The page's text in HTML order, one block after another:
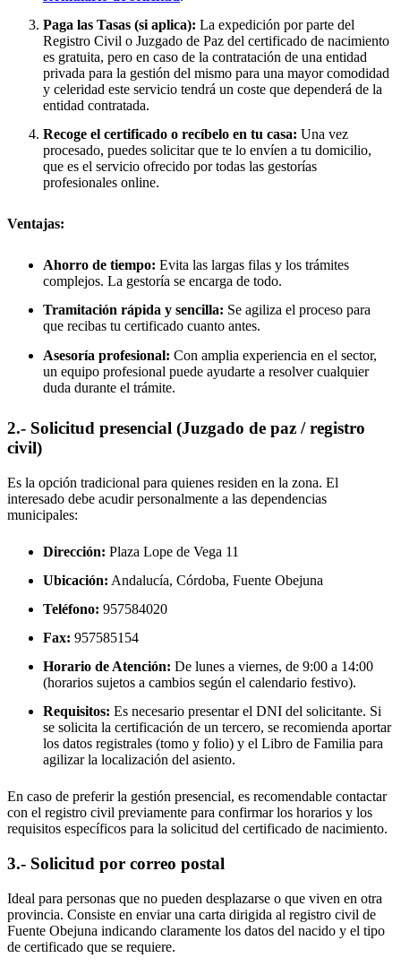
Paga las Tasas (si aplica): La expedición por parte del
Registro Civil o Juzgado de Paz del certificado de nacimiento
es gratuita, pero en caso de la contratación de una entidad
privada para la gestión del mismo para una mayor comodidad
y celeridad este servicio tendrá un coste que dependerá de la
entidad contratada.
Recoge el certificado o recíbelo en tu casa: Una vez
procesado, puedes solicitar que te lo envíen a tu domicilio,
que es el servicio ofrecido por todas las gestorías
profesionales online.
Ventajas:
Ahorro de tiempo: Evita las largas filas y los trámites
complejos. La gestoría se encarga de todo.
Tramitación rápida y sencilla: Se agiliza el proceso para
que recibas tu certificado cuanto antes.
Asesoría profesional: Con amplia experiencia en el sector,
un equipo profesional puede ayudarte a resolver cualquier
duda durante el trámite.
2.- Solicitud presencial (Juzgado de paz / registro
civil)
Es la opción tradicional para quienes residen en la zona. El
interesado debe acudir personalmente a las dependencias
municipales:
Dirección: Plaza Lope de Vega 11
Ubicación: Andalucía, Córdoba, Fuente Obejuna
Teléfono: 957584020
Fax: 957585154
Horario de Atención: De lunes a viernes, de 9:00 a 14:00
(horarios sujetos a cambios según el calendario festivo).
Requisitos: Es necesario presentar el DNI del solicitante. Si
se solicita la certificación de un tercero, se recomienda aportar
los datos registrales (tomo y folio) y el Libro de Familia para
agilizar la localización del asiento.
En caso de preferir la gestión presencial, es recomendable contactar
con el registro civil previamente para confirmar los horarios y los
requisitos específicos para la solicitud del certificado de nacimiento.
3.- Solicitud por correo postal
Ideal para personas que no pueden desplazarse o que viven en otra
provincia. Consiste en enviar una carta dirigida al registro civil de
Fuente Obejuna indicando claramente los datos del nacido y el tipo
de certificado que se requiere.